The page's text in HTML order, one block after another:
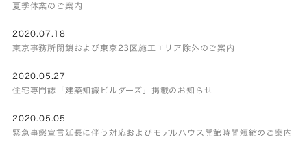
夏季休業のご案内
2020.07.18
東京事務所閉鎖および東京23区施工エリア除外のご案内
2020.05.27
住宅専門誌「建築知識ビルダーズ」掲載のお知らせ
2020.05.05
緊急事態宣言延長に伴う対応およびモデルハウス開館時間短縮のご案内